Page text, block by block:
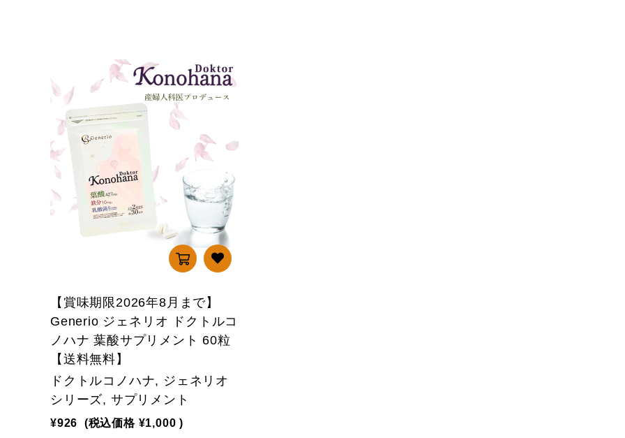
【賞味期限2026年8月まで】
Generio ジェネリオ ドクトルコ
ノハナ 葉酸サプリメント 60粒
【送料無料】
ドクトルコノハナ, ジェネリオ
シリーズ, サプリメント
¥926 (税込価格 ¥1,000 )